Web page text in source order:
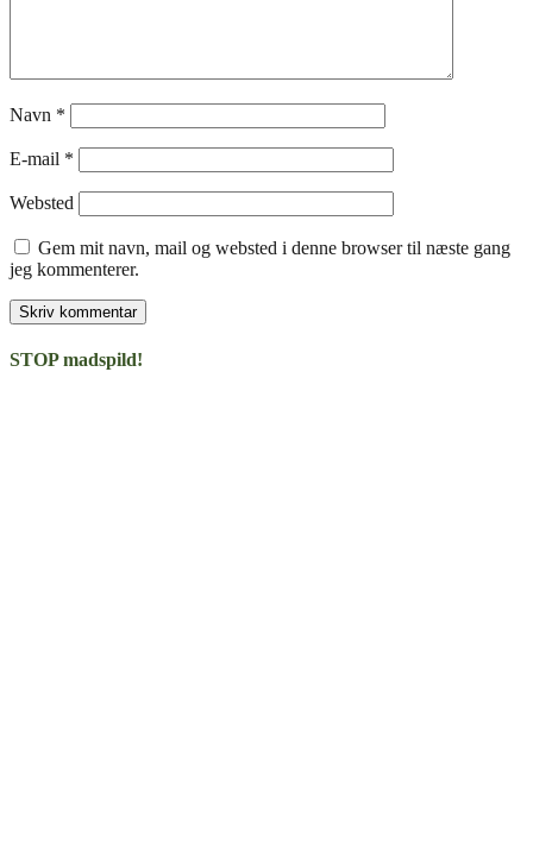
Navn *
E-mail *
Websted
Gem mit navn, mail og websted i denne browser til næste gang
jeg kommenterer.
STOP madspild!